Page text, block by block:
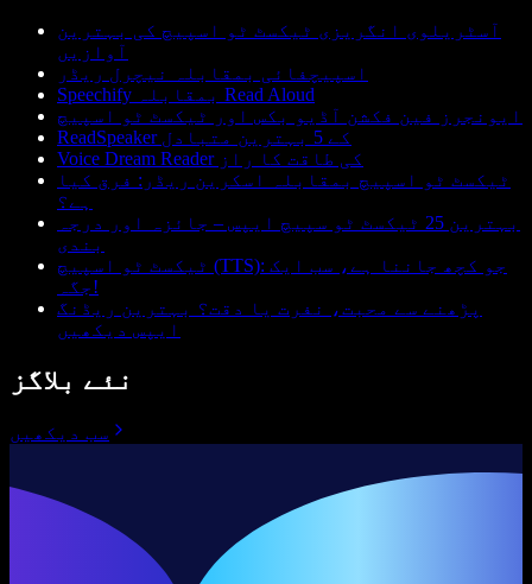
آسٹریلوی انگریزی ٹیکسٹ ٹو اسپیچ کی بہترین
آوازیں
اسپیچفائی بمقابلہ نیچرل ریڈر
Speechify بمقابلہ Read Aloud
ایونجرز فین فکشن آڈیو بکس اور ٹیکسٹ ٹو اسپیچ
ReadSpeaker کے 5 بہترین متبادل
Voice Dream Reader کی طاقت کا راز
ٹیکسٹ ٹو اسپیچ بمقابلہ اسکرین ریڈر: فرق کیا
ہے؟
بہترین 25 ٹیکسٹ ٹو سپیچ ایپس – جائزہ اور درجہ
بندی
ٹیکسٹ ٹو اسپیچ (TTS): جو کچھ جاننا ہے، سب ایک
جگہ!
پڑھنے سے محبت، نفرت یا دقت؟ بہترین ریڈنگ
ایپس دیکھیں
نئے بلاگز
سب دیکھیں